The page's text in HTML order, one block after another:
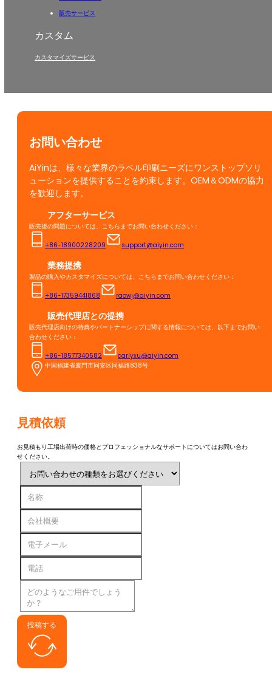
販売サービス
カスタム
カスタマイズサービス
お問い合わせ
AiYinは、様々な業界のラベル印刷ニーズにワンストップソリ
ューションを提供することを約束します。OEM＆ODMの協力
を歓迎します。
アフターサービス
販売後の問題については、こちらまでお問い合わせください：
+86-18900228209 support@aiyin.com
業務提携
製品の購入やカスタマイズについては、こちらまでお問い合わせください：
+86-17359441868 raowj@aiyin.com
販売代理店との提携
販売代理店向けの特典やパートナーシップに関する情報については、以下までお問い
合わせください：
+86-18577340582
carlyxu@aiyin.com
中国福建省廈門市同安区同福路838号
見積依頼
お見積もり工場出荷時の価格とプロフェッショナルなサポートについてはお問い合わ
せください。
投稿する